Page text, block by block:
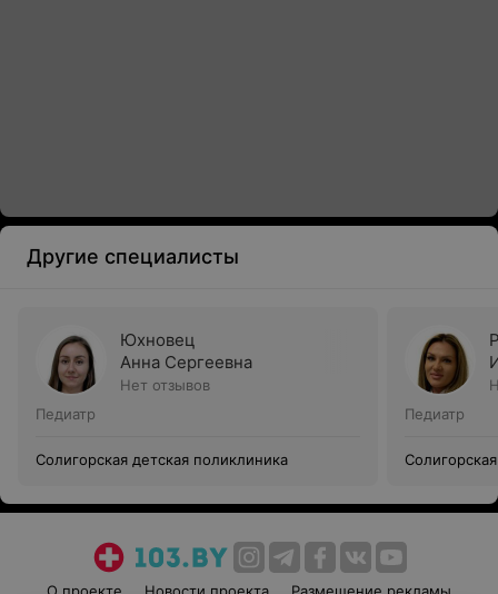
Другие специалисты
Юхновец
Анна Сергеевна
Нет отзывов
Педиатр
Солигорская детская поликлиника
Педиатр